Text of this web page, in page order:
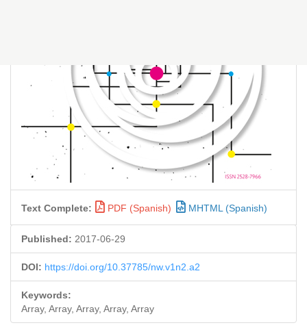
Text Complete: PDF (Spanish) MHTML (Spanish)
Published: 2017-06-29
DOI: https://doi.org/10.37785/nw.v1n2.a2
Keywords:
Array, Array, Array, Array, Array